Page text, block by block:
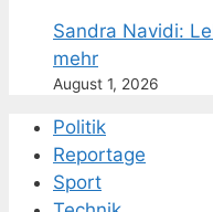
Sandra Navidi:
mehr
August 1, 2026
Politik
Reportage
Sport